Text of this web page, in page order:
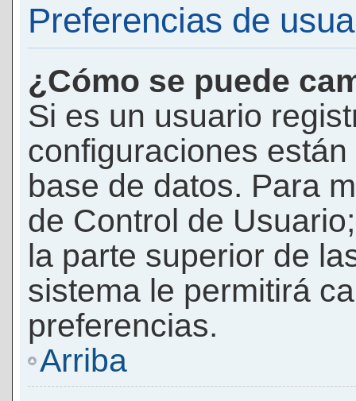
Preferencias de
¿Cómo se puede
Si es un usuario
configuraciones
base de datos. Para
de Control de
la parte superior de
sistema le permitirá
preferencias.
Arriba